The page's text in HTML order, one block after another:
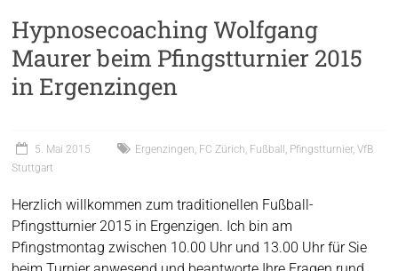
Hypnosecoaching Wolfgang
Maurer beim Pfingstturnier 2015
in Ergenzingen
5. Mai 2015 Ergenzingen, FC Zürich, Fußball , Pfingstturnier,VfB
Stuttgart
Herzlich willkommen zum traditionellen Fußball-
Pfingstturnier 2015 in Ergenzigen. Ich bin am
Pfingstmontag zwischen 10.00 Uhr und 13.00 Uhr für Sie